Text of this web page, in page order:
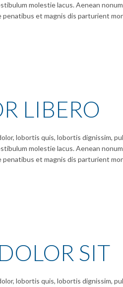
molestie lacus. Aenean
et magnis dis parturient
LIBERO
lobortis quis, lobortis dignissim,
molestie lacus. Aenean
et magnis dis parturient
SIT
lobortis quis, lobortis dignissim,